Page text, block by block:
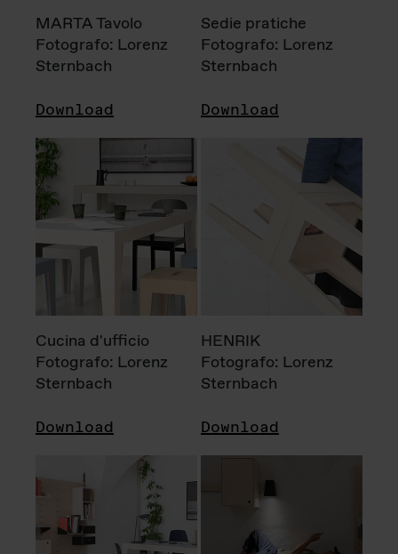
MARTA Tavolo
Fotografo: Lorenz
Sternbach
Download
Sedie pratiche
Fotografo: Lorenz
Sternbach
Download
Cucina d'ufficio
Fotografo: Lorenz
Sternbach
Download
HENRIK
Fotografo: Lorenz
Sternbach
Download